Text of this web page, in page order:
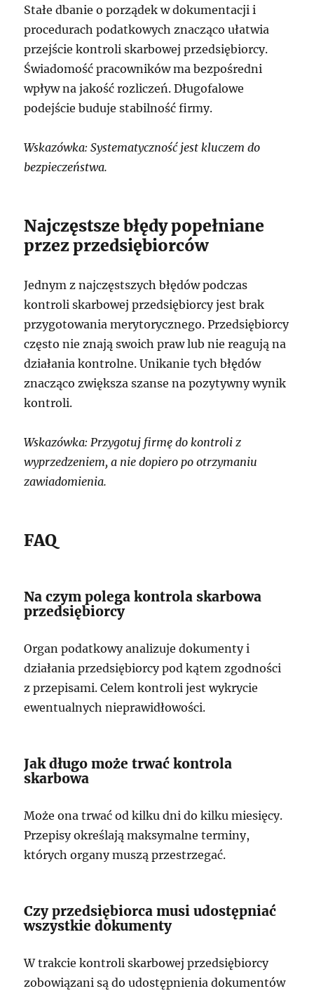
Stałe dbanie o porządek w dokumentacji i
procedurach podatkowych znacząco ułatwia
przejście kontroli skarbowej przedsiębiorcy.
Świadomość pracowników ma bezpośredni
wpływ na jakość rozliczeń. Długofalowe
podejście buduje stabilność firmy.
Wskazówka: Systematyczność jest kluczem do
bezpieczeństwa.
Najczęstsze błędy popełniane
przez przedsiębiorców
Jednym z najczęstszych błędów podczas
kontroli skarbowej przedsiębiorcy jest brak
przygotowania merytorycznego. Przedsiębiorcy
często nie znają swoich praw lub nie reagują na
działania kontrolne. Unikanie tych błędów
znacząco zwiększa szanse na pozytywny wynik
kontroli.
Wskazówka: Przygotuj firmę do kontroli z
wyprzedzeniem, a nie dopiero po otrzymaniu
zawiadomienia.
FAQ
Na czym polega kontrola skarbowa
przedsiębiorcy
Organ podatkowy analizuje dokumenty i
działania przedsiębiorcy pod kątem zgodności
z przepisami. Celem kontroli jest wykrycie
ewentualnych nieprawidłowości.
Jak długo może trwać kontrola
skarbowa
Może ona trwać od kilku dni do kilku miesięcy.
Przepisy określają maksymalne terminy,
których organy muszą przestrzegać.
Czy przedsiębiorca musi udostępniać
wszystkie dokumenty
W trakcie kontroli skarbowej przedsiębiorcy
zobowiązani są do udostępnienia dokumentów